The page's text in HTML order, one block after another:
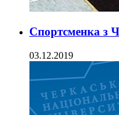
Спортсменка з
03.12.2019